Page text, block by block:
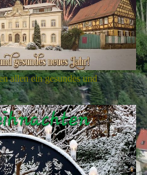
allen ein gesundes und